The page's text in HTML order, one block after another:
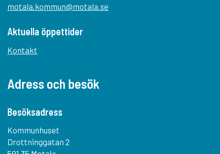
motala.kommun@motala.se
Aktuella öppettider
Kontakt
Adress och besök
Besöksadress
Kommunhuset
Drottninggatan 2